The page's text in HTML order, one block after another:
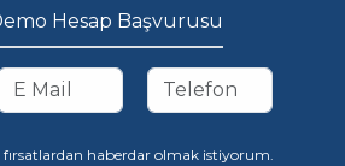
Hesap Başvurusu
fırsatlardan haberdar olmak istiyorum.